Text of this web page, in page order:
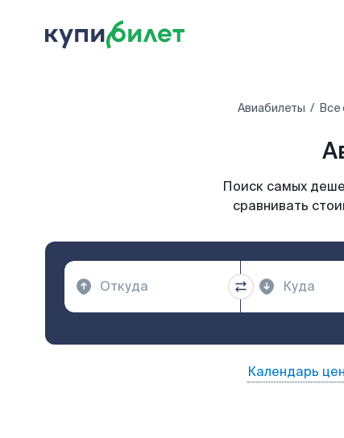
Авиабилеты Все
Поиск самых
сравнивать
Календарь цен